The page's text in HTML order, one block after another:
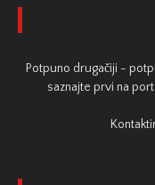
Potpuno drugačiji -
saznajte prvi na